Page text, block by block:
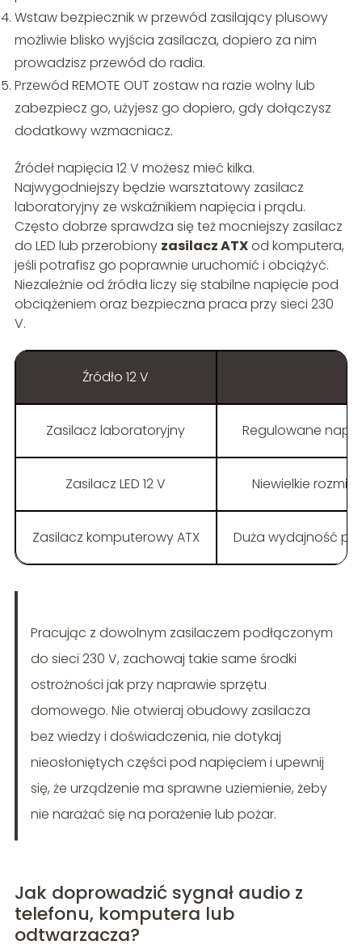
Wstaw bezpiecznik w przewód zasilający plusowy
możliwie blisko wyjścia zasilacza, dopiero za nim
prowadzisz przewód do radia.
Przewód REMOTE OUT zostaw na razie wolny lub
zabezpiecz go, użyjesz go dopiero, gdy dołączysz
dodatkowy wzmacniacz.
Źródeł napięcia 12 V możesz mieć kilka.
Najwygodniejszy będzie warsztatowy zasilacz
laboratoryjny ze wskaźnikiem napięcia i prądu.
Często dobrze sprawdza się też mocniejszy zasilacz
do LED lub przerobiony zasilacz ATXod komputera,
jeśli potrafisz go poprawnie uruchomić i obciążyć.
Niezależnie od źródła liczy się stabilne napięcie pod
obciążeniem oraz bezpieczna praca przy sieci 230
V.
Źródło 12 V
Zasilacz laboratoryjny Regulowane
Zasilacz LED 12 V Niewielkie
Zasilacz komputerowy ATX Duża wydajność
Pracując z dowolnym zasilaczem podłączonym
do sieci 230 V, zachowaj takie same środki
ostrożności jak przy naprawie sprzętu
domowego. Nie otwieraj obudowy zasilacza
bez wiedzy i doświadczenia, nie dotykaj
nieosłoniętych części pod napięciem i upewnij
się, że urządzenie ma sprawne uziemienie, żeby
nie narażać się na porażenie lub pożar.
Jak doprowadzić sygnał audio z
telefonu, komputera lub
odtwarzacza?